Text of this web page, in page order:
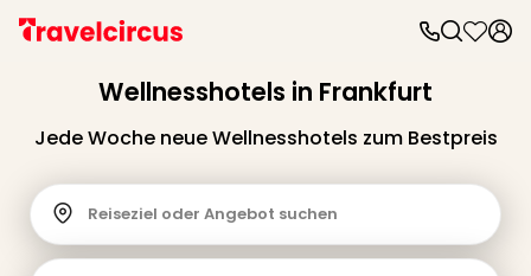
Wellnesshotels in Frankfurt
Jede Woche neue Wellnesshotels zum Bestpreis
Reiseziel oder Angebot suchen